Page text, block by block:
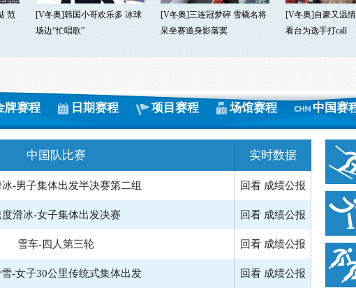
范
[V冬奥]韩国小哥欢乐多 冰球
场边“忙唱歌”
[V冬奥]三连冠梦碎 雪橇名将
呆坐赛道身影落寞
[V冬奥]自豪又温
看台为选手打call
牌赛程 日期赛程 项目赛程 场馆赛程 中国赛
中国队比赛 实时数据
-男子集体出发半决赛第二组 回看 成绩公报
度滑冰-女子集体出发决赛 回看 成绩公报
雪车-四人第三轮 回看 成绩公报
-女子30公里传统式集体出发 回看 成绩公报